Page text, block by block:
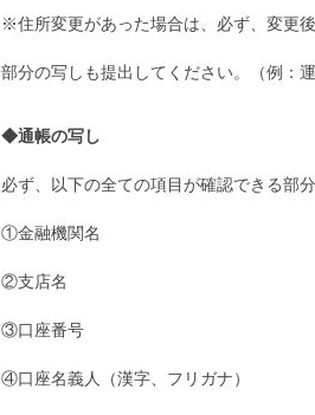
※住所変更があった場合は、必ず、変
部分の写しも提出してください。（例：
◆通帳の写し
必ず、以下の全ての項目が確認できる部
①金融機関名
②支店名
③口座番号
④口座名義人（漢字、フリガナ）